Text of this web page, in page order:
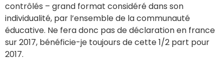
contrôlés – grand format considéré dans son
individualité, par l’ensemble de la communauté
éducative. Ne fera donc pas de déclaration en france
sur 2017, bénéficie-je toujours de cette 1/2 part pour
2017.